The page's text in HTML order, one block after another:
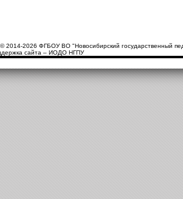
2014-2026 ФГБОУ ВО "Новосибирский государственный
сайта – ИОДО НГПУ